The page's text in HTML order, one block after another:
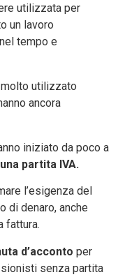
utilizzata per
un lavoro
tempo e
utilizzato
ancora
iniziato da poco a
partita IVA.
l’esigenza del
di denaro, anche
fattura.
d’acconto per
senza partita